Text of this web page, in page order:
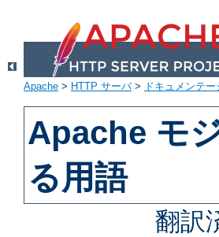
Apache > HTTP サーバ> ドキュメンテー
Apache モ
る用語
翻訳